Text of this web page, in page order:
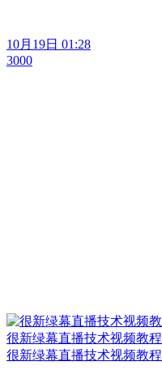
10月19日 01:28
3000
很新绿幕直播技术视频教程
很新绿幕直播技术视频教程